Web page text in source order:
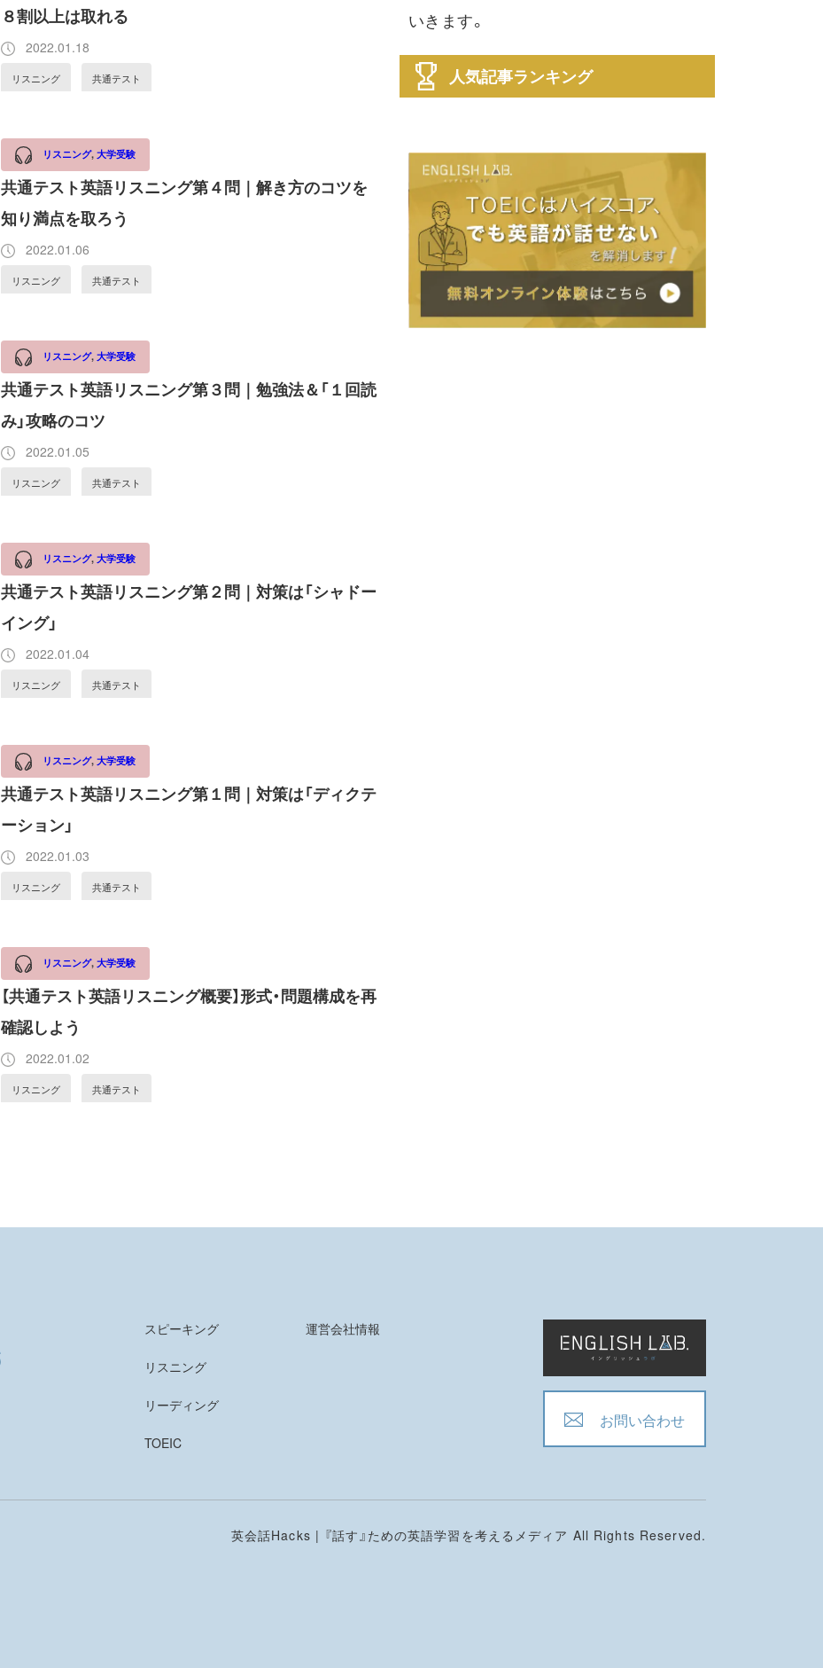
８割以上は取れる
2022.01.18
リスニング 共通テスト
リスニング, 大学受験
共通テスト英語リスニング第４問｜解き方のコツを
知り満点を取ろう
2022.01.06
リスニング 共通テスト
リスニング, 大学受験
共通テスト英語リスニング第３問｜勉強法＆「１回読
み」攻略のコツ
2022.01.05
リスニング 共通テスト
リスニング, 大学受験
共通テスト英語リスニング第２問｜対策は「シャドー
イング」
2022.01.04
リスニング 共通テスト
リスニング, 大学受験
共通テスト英語リスニング第１問｜対策は「ディクテ
ーション」
2022.01.03
リスニング 共通テスト
リスニング, 大学受験
【共通テスト英語リスニング概要】形式・問題構成を再
確認しよう
2022.01.02
リスニング 共通テスト
いきます。
人気記事ランキング
スピーキング
リスニング
リーディング
TOEIC
運営会社情報
お問い合わせ
英会話Hacks | 『話す』ための英語学習を考えるメディア All Rights Reserved.